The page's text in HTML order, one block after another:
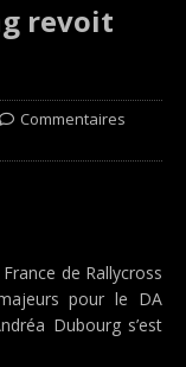
revoit
Commentaires
de Rallycross
pour le DA
Dubourg s’est